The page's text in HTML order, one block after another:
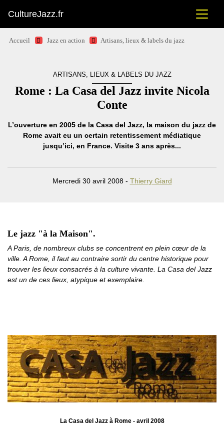
CultureJazz.fr
Accueil Jazz en action Artisans, lieux & labels du jazz
ARTISANS, LIEUX & LABELS DU JAZZ
Rome : La Casa del Jazz invite Nicola
Conte
L’ouverture en 2005 de la Casa del Jazz, la maison du jazz de
Rome avait eu un certain retentissement médiatique
jusqu’ici, en France. Visite 3 ans après...
Mercredi 30 avril 2008 - Thierry Giard
Le jazz "à la Maison".
A Paris, de nombreux clubs se concentrent en plein cœur de la
ville. A Rome, il faut au contraire sortir du centre historique pour
trouver les lieux consacrés à la culture vivante. La Casa del Jazz
est un de ces lieux, atypique et exemplaire.
La Casa del Jazz à Rome - avril 2008